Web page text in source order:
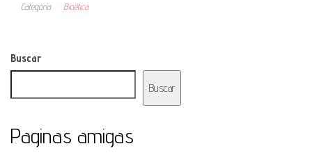
Categoría Bioética
Buscar
Buscar
Paginas amigas